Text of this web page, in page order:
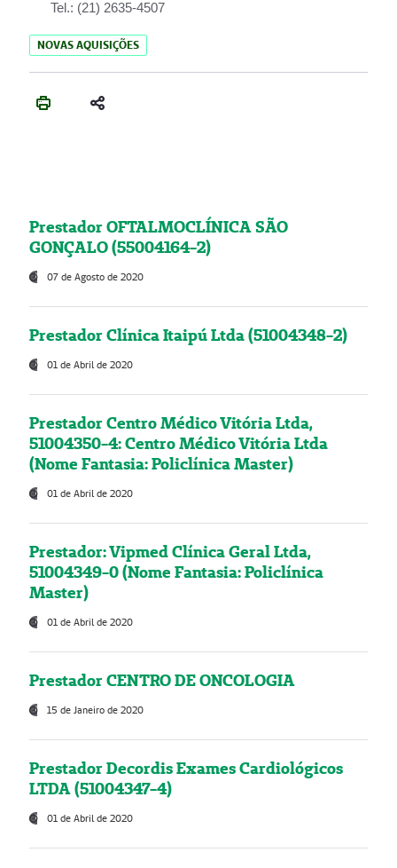
Tel.: (21) 2635-4507
NOVAS AQUISIÇÕES
Prestador OFTALMOCLÍNICA SÃO
GONÇALO (55004164-2)
07 de Agosto de 2020
Prestador Clínica Itaipú Ltda (51004348-2)
01 de Abril de 2020
Prestador Centro Médico Vitória Ltda,
51004350-4: Centro Médico Vitória Ltda
(Nome Fantasia: Policlínica Master)
01 de Abril de 2020
Prestador: Vipmed Clínica Geral Ltda,
51004349-0 (Nome Fantasia: Policlínica
Master)
01 de Abril de 2020
Prestador CENTRO DE ONCOLOGIA
15 de Janeiro de 2020
Prestador Decordis Exames Cardiológicos
LTDA (51004347-4)
01 de Abril de 2020